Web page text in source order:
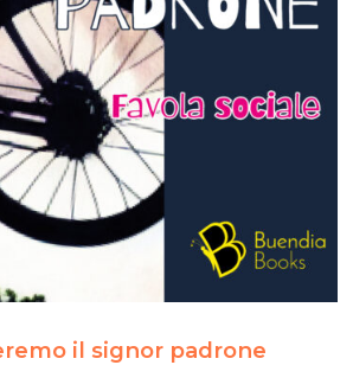
il signor padrone